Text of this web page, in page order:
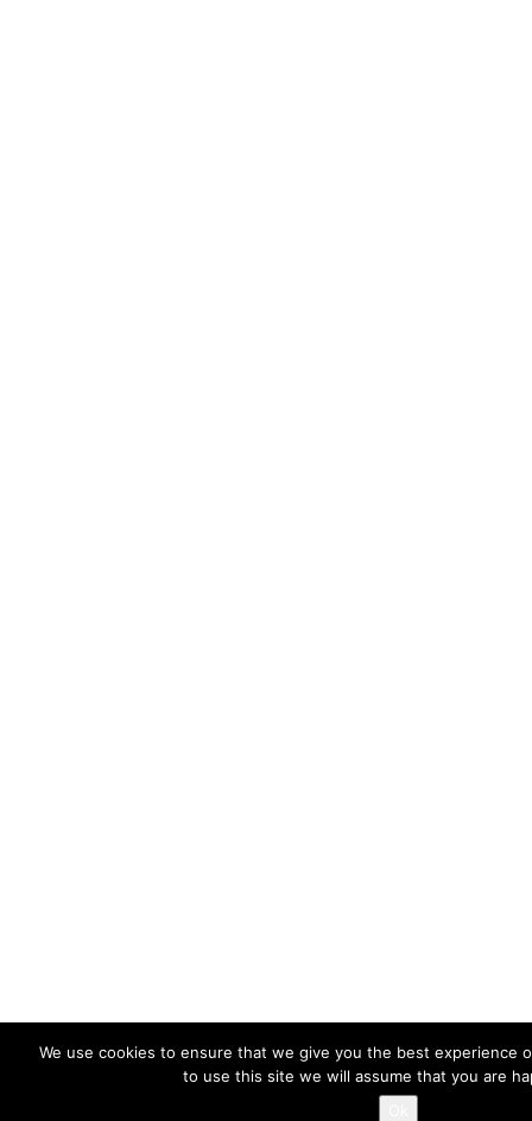
We use cookies to ensure that we give you the best experience
to use this site we will assume that you are